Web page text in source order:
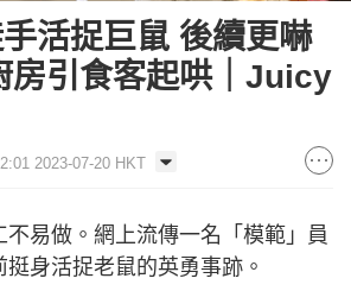
活捉巨鼠 後續更嚇
房引食客起哄｜Juicy
2023-07-20 HKT
不易做。網上流傳一名「模範」員
身活捉老鼠的英勇事跡。